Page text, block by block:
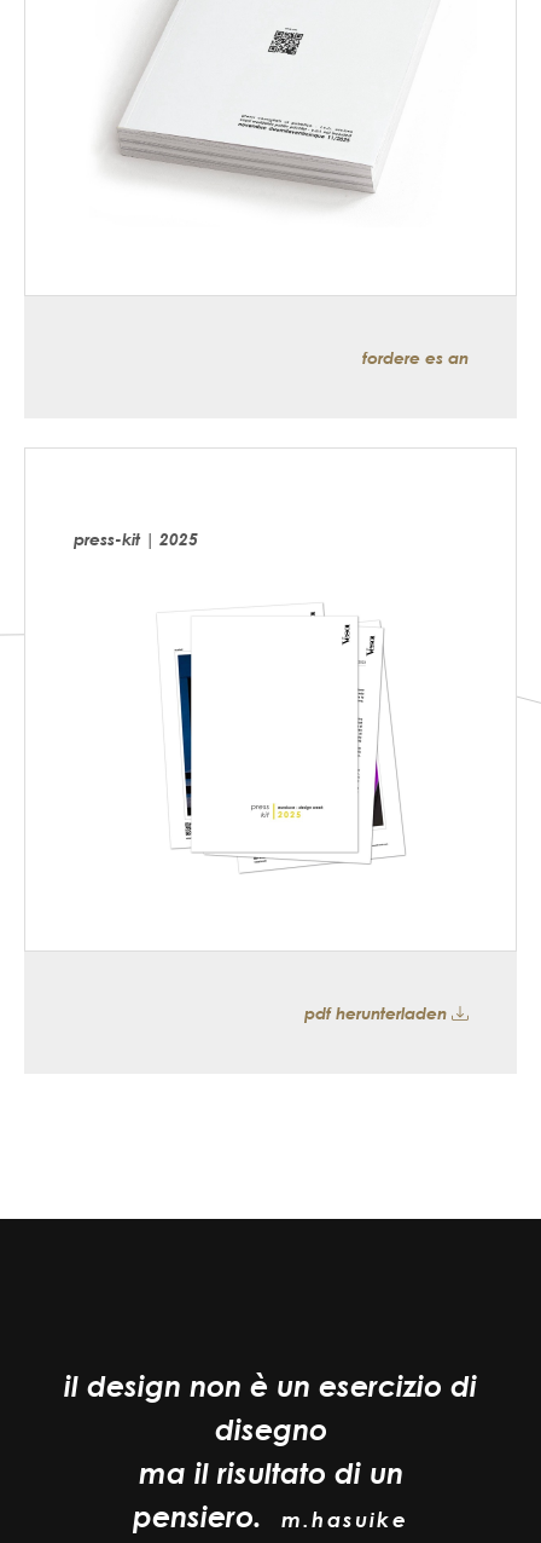
fordere es an
press-kit | 2025
pdf herunterladen
il design non è un esercizio di
disegno
ma il risultato di un
pensiero.
m.hasuike